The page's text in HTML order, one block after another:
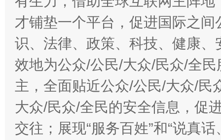
才铺垫一个平台，促进国际之
识、法律、政策、科技、健康
效地为公众/公民/大众/民众/全
主，全面贴近公众/公民/大众/民
大众/民众/全民的安全信息，促
交往；展现“服务百姓”和“说真